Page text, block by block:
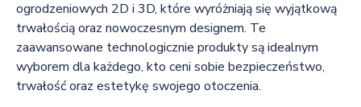
ogrodzeniowych 2D i 3D, które wyróżniają się wyjątkową
trwałością oraz nowoczesnym designem. Te
zaawansowane technologicznie produkty są idealnym
wyborem dla każdego, kto ceni sobie bezpieczeństwo,
trwałość oraz estetykę swojego otoczenia.